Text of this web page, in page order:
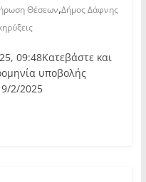
Θέσεων,Δήμος Δάφνης
09:48Κατεβάστε και
υποβολής
2/2025